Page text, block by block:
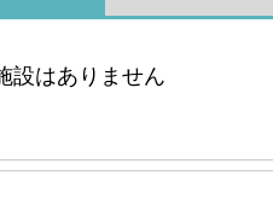
設はありません